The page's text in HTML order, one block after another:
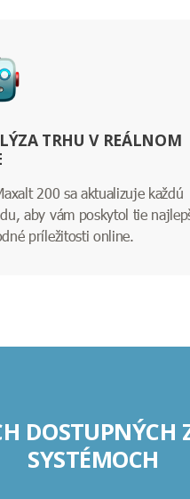
TRHU V REÁLNOM
200 sa aktualizuje každú
aby vám poskytol tie
príležitosti online.
SYSTÉMOCH